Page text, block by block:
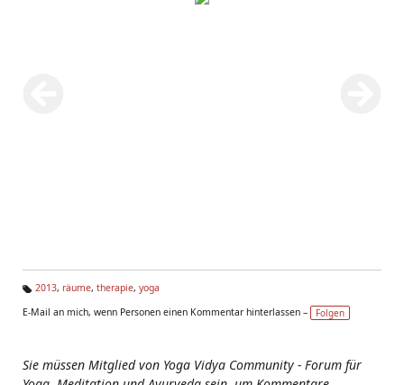
g
2013, räume, therapie, yoga
E-Mail an mich, wenn Personen einen Kommentar hinterlassen –
Folgen
Sie müssen Mitglied von Yoga Vidya Community - Forum für